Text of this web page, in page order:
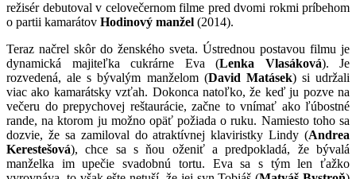
režisér debutoval v celovečernom filme pred dvomi rokmi príbehom
o partii kamarátov Hodinový manžel (2014).
Teraz načrel skôr do ženského sveta. Ústrednou postavou filmu je
dynamická majiteľka cukrárne Eva (Lenka Vlasáková). Je
rozvedená, ale s bývalým manželom (David Matásek) si udržali
viac ako kamarátsky vzťah. Dokonca natoľko, že keď ju pozve na
večeru do prepychovej reštaurácie, začne to vnímať ako ľúbostné
rande, na ktorom ju možno opäť požiada o ruku. Namiesto toho sa
dozvie, že sa zamiloval do atraktívnej klaviristky Lindy (Andrea
Kerestešová), chce sa s ňou oženiť a predpokladá, že bývalá
manželka im upečie svadobnú tortu. Eva sa s tým len ťažko